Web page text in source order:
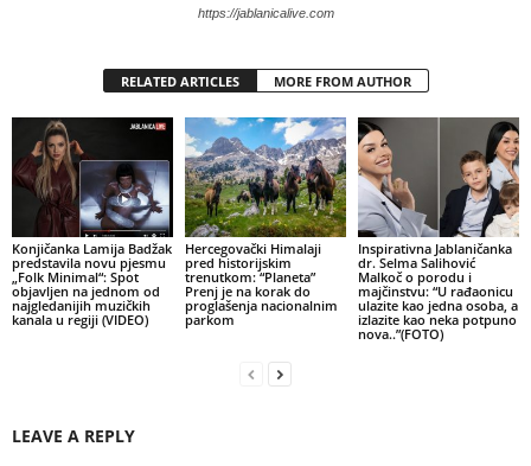
https://jablanicalive.com
RELATED ARTICLES MORE FROM AUTHOR
Konjičanka Lamija Badžak
predstavila novu pjesmu
„Folk Minimal“: Spot
objavljen na jednom od
najgledanijih muzičkih
kanala u regiji (VIDEO)
Hercegovački Himalaji
pred historijskim
trenutkom: “Planeta”
Prenj je na korak do
proglašenja nacionalnim
parkom
Inspirativna Jablaničanka
dr. Selma Salihović
Malkoč o porodu i
majčinstvu: “U rađaonicu
ulazite kao jedna osoba, a
izlazite kao neka potpuno
nova..”(FOTO)
LEAVE A REPLY